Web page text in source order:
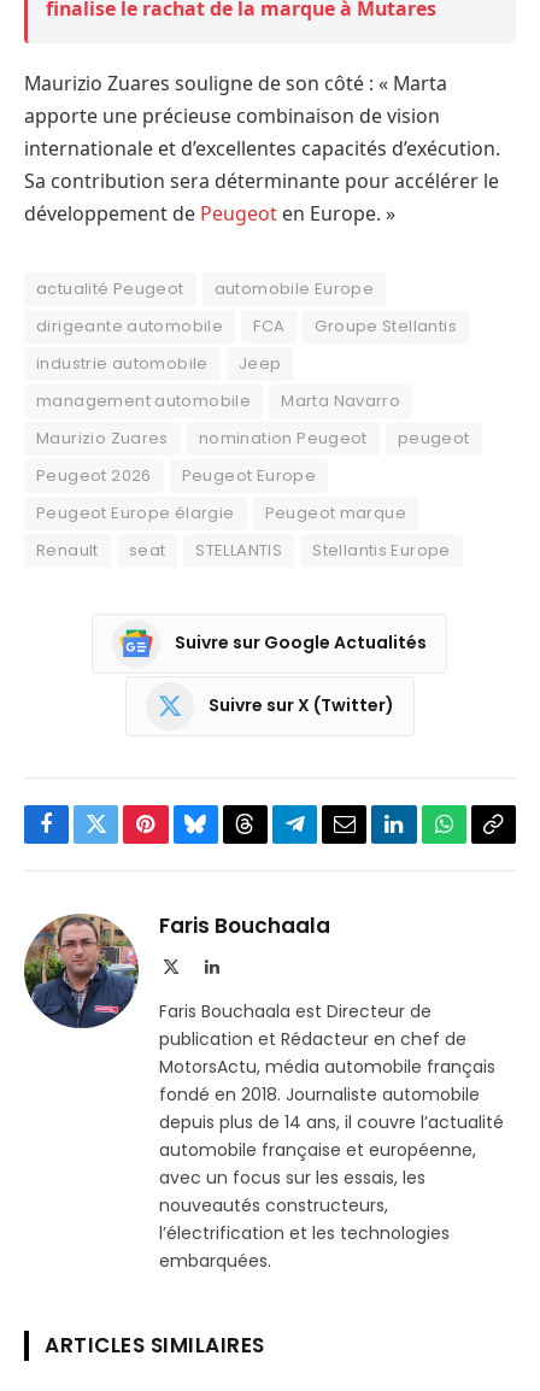
finalise le rachat de la marque à Mutares
Maurizio Zuares souligne de son côté : « Marta
apporte une précieuse combinaison de vision
internationale et d’excellentes capacités d’exécution.
Sa contribution sera déterminante pour accélérer le
développement de Peugeot en Europe. »
actualité Peugeot
automobile Europe
dirigeante automobile
FCA
Groupe Stellantis
industrie automobile
Jeep
management automobile
Marta Navarro
Maurizio Zuares
nomination Peugeot
peugeot
Peugeot 2026
Peugeot Europe
Peugeot Europe élargie
Peugeot marque
Renault
seat STELLANTIS Stellantis Europe
Suivre sur Google Actualités
Suivre sur X (Twitter)
Facebook
TwitterPinterestBlueskyThreadsPartager
Telegram
EmailLinkedInWhatsApp
Faris Bouchaala
LinkedIn
Faris Bouchaala est Directeur de
publication et Rédacteur en chef de
MotorsActu, média automobile français
fondé en 2018. Journaliste automobile
depuis plus de 14 ans, il couvre l’actualité
automobile française et européenne,
avec un focus sur les essais, les
nouveautés constructeurs,
l’électrification et les technologies
embarquées.
ARTICLES SIMILAIRES